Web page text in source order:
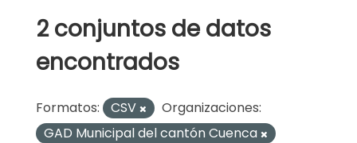
2 conjuntos de datos
encontrados
Formatos: CSV
Organizaciones:
GAD Municipal del cantón Cuenca